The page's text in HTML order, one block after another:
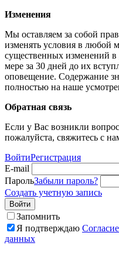
Изменения
Мы оставляем за собой
изменять условия в любой
существенных изменений
мере за 30 дней до их
оповещение. Содержание
полностью на наше
Обратная связь
Если у Вас возникли
пожалуйста, свяжитесь с
ВойтиРегистрация
E-mail
ПарольЗабыли пароль?
Создать учетную запись
Войти
Запомнить
Я подтверждаю
данных